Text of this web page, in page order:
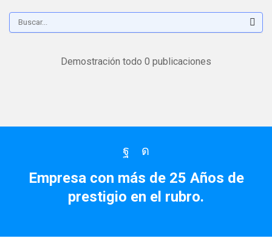
Demostración todo 0 publicaciones
Facebook
Instagram
Empresa con más de 25 Años de
prestigio en el rubro.